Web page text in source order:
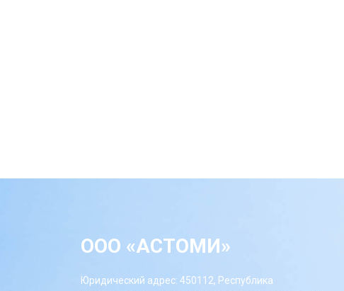
ООО «АСТОМИ»
Юридический адрес: 450112, Республика